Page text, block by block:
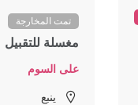
تمت المخارجة
مغسلة للتقبيل
على السوم
ينبع